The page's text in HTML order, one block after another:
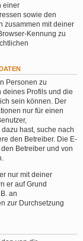
einer
sowie den
zusammen mit deiner
Kennung zu
Personen zu
deines Profils und die
sein können. Der
nur für einen
hast, suche nach
den Betreiber. Die E-
Betreiber und von
nur mit deiner
er auf Grund
an
zur Durchsetzung